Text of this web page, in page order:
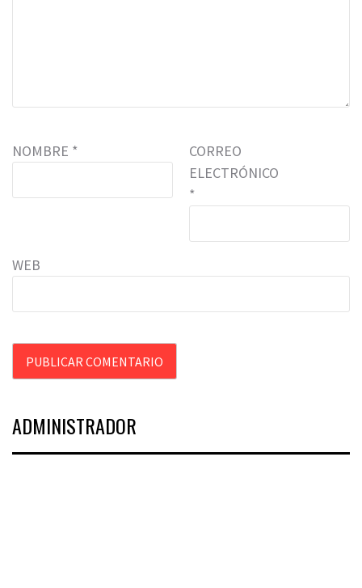
NOMBRE *
CORREO
ELECTRÓNICO
*
WEB
ADMINISTRADOR